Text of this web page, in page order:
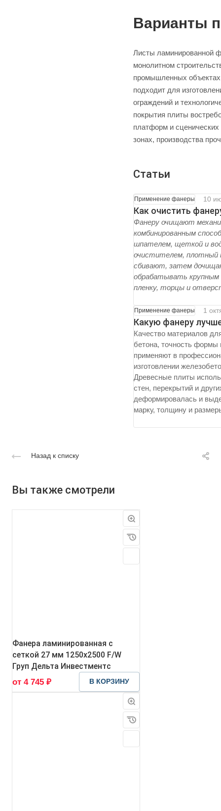
Варианты
Листы ламинированной
монолитном
промышленных
подходит для
ограждений и
покрытия плиты
платформ и
зонах, производства
Статьи
Применение фанеры 10
Как очистить
Фанеру очищают
комбинированным
шпателем, щеткой и
очистителем, плотный
сбивают, затем
обрабатывать крупным
пленку, торцы и
Применение фанеры 1
Какую фанеру
Качество материалов
бетона, точность формы
применяют в
изготовлении
Древесные плиты
стен, перекрытий и
деформировалась и
марку, толщину и
Назад к списку
Вы также смотрели
Фанера ламинированная с
сеткой 27 мм 1250х2500 F/W
Груп Дельта Инвестментс
от 4 745 ₽
В КОРЗИНУ